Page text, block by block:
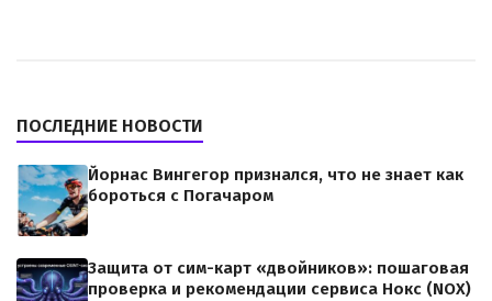
ПОСЛЕДНИЕ НОВОСТИ
Йорнас Вингегор признался, что не знает как
бороться с Погачаром
Защита от сим-карт «двойников»: пошаговая
проверка и рекомендации сервиса Нокс (NOX)